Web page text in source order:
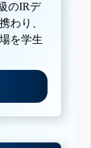
のIRデ
わり、
を学生